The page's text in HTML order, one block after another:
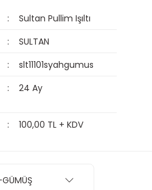
Sultan Pullim Işıltı
SULTAN
slt11101syahgumus
24 Ay
100,00 TL + KDV